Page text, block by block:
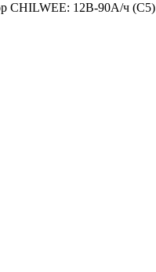
CHILWEE: 12В-90А/ч (С5)